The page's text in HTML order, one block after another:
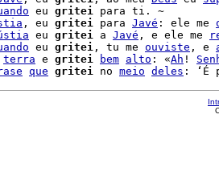
eu gritei para ti. ~
, eu gritei para Javé : ele me
eu gritei a Javé , e ele me
eu gritei , tu me ouviste , e
terra e gritei bem alto : «Ah !
que gritei no meio deles : ‘É